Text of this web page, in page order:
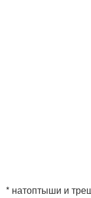
* натоптыши и